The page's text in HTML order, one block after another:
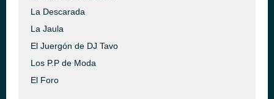
La Descarada
La Jaula
El Juergón de DJ Tavo
Los P.P de Moda
El Foro